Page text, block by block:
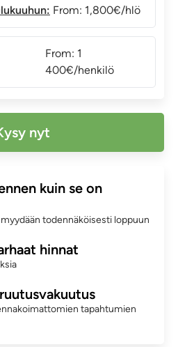
From: 1,800€/hlö
From: 1
400€/henkilö
nyt
kuin se on
todennäköisesti loppuun
hinnat
tapahtumien